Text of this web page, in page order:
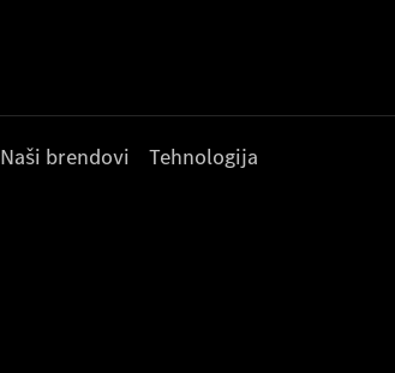
Naši brendovi Tehnologija